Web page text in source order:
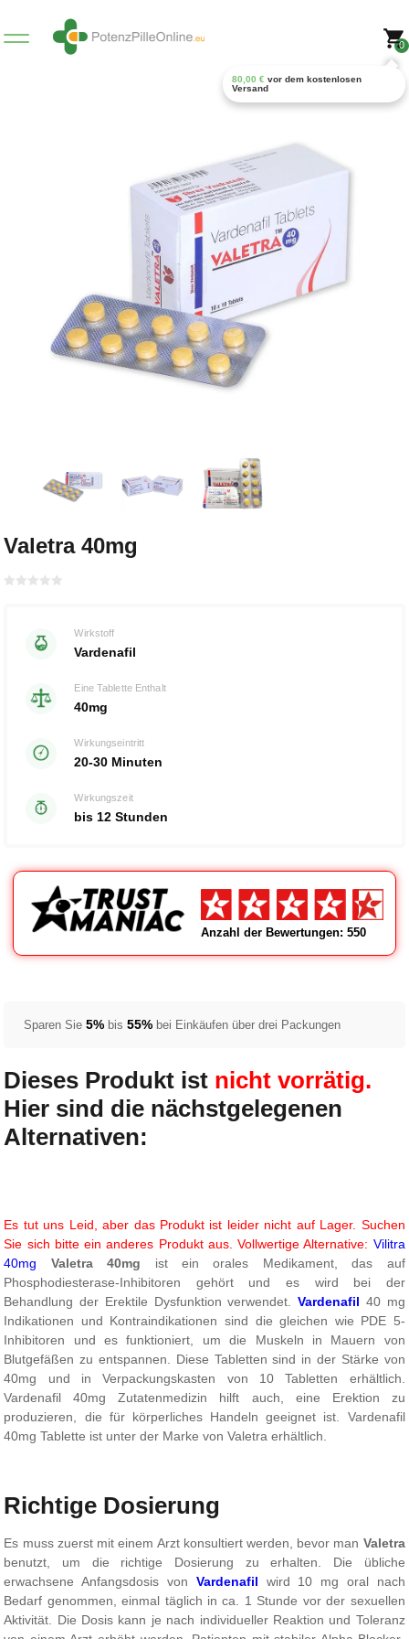
0
80,00 € vor dem kostenlosen
Versand
Valetra 40mg
Wirkstoff
Vardenafil
Eine Tablette Enthalt
40mg
Wirkungseintritt
20-30 Minuten
Wirkungszeit
bis 12 Stunden
Anzahl der Bewertungen: 550
Sparen Sie5% bis55% bei Einkäufen über drei Packungen
Dieses Produkt ist nicht vorrätig.
Hier sind die nächstgelegenen
Alternativen:
Es tut uns Leid, aber das Produkt ist leider nicht auf Lager. Suchen
Sie sich bitte ein anderes Produkt aus. Vollwertige Alternative: Vilitra
40mg
Valetra 40mg ist ein orales Medikament, das auf
Phosphodiesterase-Inhibitoren gehört und es wird bei der
Behandlung der Erektile Dysfunktion verwendet.Vardenafil 40 mg
Indikationen und Kontraindikationen sind die gleichen wie PDE 5-
Inhibitoren und es funktioniert, um die Muskeln in Mauern von
Blutgefäßen zu entspannen. Diese Tabletten sind in der Stärke von
40mg und in Verpackungskasten von 10 Tabletten erhältlich.
Vardenafil 40mg Zutatenmedizin hilft auch, eine Erektion zu
produzieren, die für körperliches Handeln geeignet ist. Vardenafil
40mg Tablette ist unter der Marke von Valetra erhältlich.
Richtige Dosierung
Es muss zuerst mit einem Arzt konsultiert werden, bevor man Valetra
benutzt, um die richtige Dosierung zu erhalten. Die übliche
erwachsene Anfangsdosis von Vardenafil wird 10 mg oral nach
Bedarf genommen, einmal täglich in ca. 1 Stunde vor der sexuellen
Aktivität. Die Dosis kann je nach individueller Reaktion und Toleranz